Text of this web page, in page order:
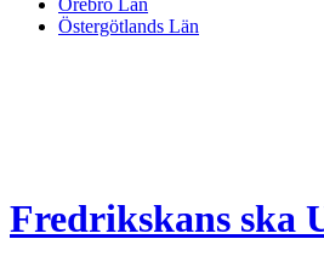
Örebro Län
Östergötlands Län
Fredrikskans ska